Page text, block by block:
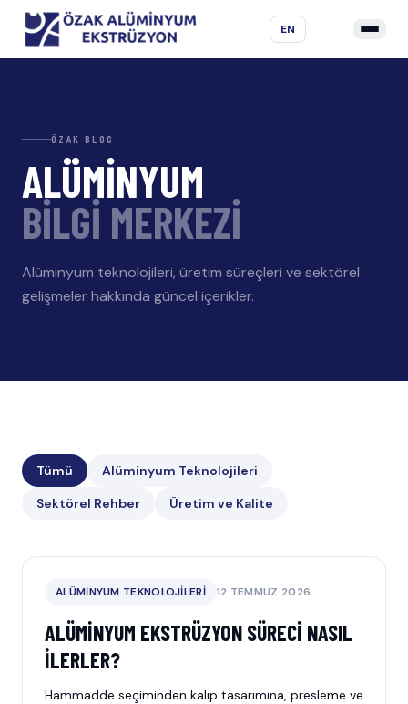
EN
ÖZAK BLOG
ALÜMİNYUM
BİLGİ MERKEZİ
Alüminyum teknolojileri, üretim süreçleri ve sektörel
gelişmeler hakkında güncel içerikler.
Tümü
Alüminyum Teknolojileri
Sektörel Rehber
Üretim ve Kalite
ALÜMINYUM TEKNOLOJILERI 12 TEMMUZ 2026
ALÜMINYUM EKSTRÜZYON SÜRECI NASIL
İLERLER?
Hammadde seçiminden kalıp tasarımına, presleme ve